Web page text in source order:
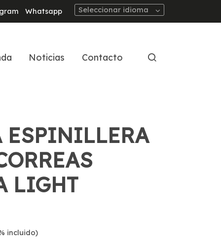
Whatsapp Seleccionar idioma
Noticias Contacto
ESPINILLERA
LIGHT
incluido)